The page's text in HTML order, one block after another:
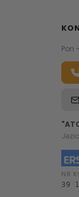
Pon
NR
39